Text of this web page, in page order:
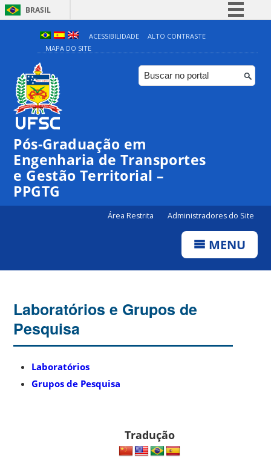
BRASIL
Simplifique!
Comunica BR
Participe
ACESSIBILIDADE
ALTO CONTRASTE
MAPA DO SITE
Pós-Graduação em
Engenharia de Transportes
e Gestão Territorial –
PPGTG
Área Restrita Administradores do Site
MENU
Laboratórios e Grupos de
Pesquisa
Laboratórios
Grupos de Pesquisa
Tradução